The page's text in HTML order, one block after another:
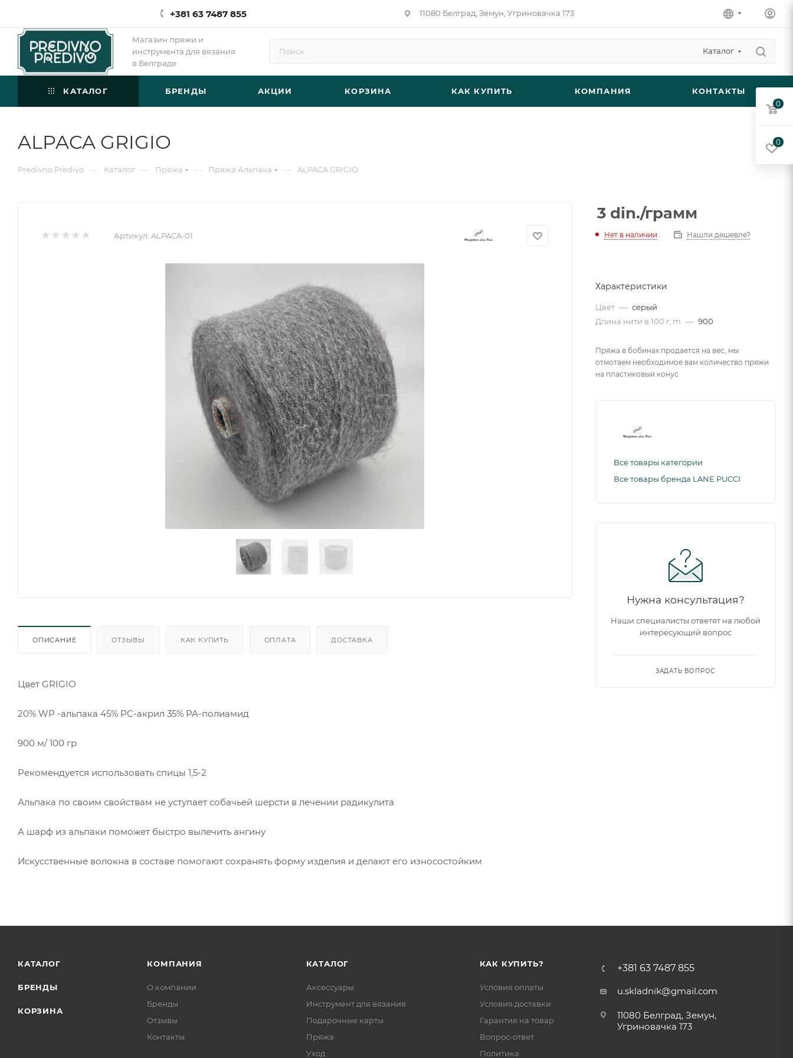
+381 63 7487 855 11080 Белград, Земун, Угриновачка 173
Магазин пряжи и
инструмента для вязания
в Белграде
Каталог
КАТАЛОГ БРЕНДЫ АКЦИИ КОРЗИНА КАК КУПИТЬ КОМПАНИЯ КОНТАКТЫ
ALPACA GRIGIO
Predivno Predivo — Каталог — Пряжа — Пряжа Альпака — ALPACA GRIGIO
Артикул: ALPACA-01
ОПИСАНИЕ ОТЗЫВЫ КАК КУПИТЬ ОПЛАТА ДОСТАВКА
Цвет GRIGIO
20% WP -альпака 45% PC-акрил 35% PA-полиамид
900 м/ 100 гр
Рекомендуется использовать спицы 1,5-2
Альпака по своим свойствам не уступает собачьей шерсти в лечении радикулита
А шарф из альпаки поможет быстро вылечить ангину
Искусственные волокна в составе помогают сохранять форму изделия и делают его износостойким
3 din./грамм
Нет в наличии Нашли дешевле?
Характеристики
Цвет — серый
Длина нити в 100 г, m — 900
Пряжа в бобинах продается на вес, мы
отмотаем необходимое вам количество пряжи
на пластиковый конус
Все товары категории
Все товары бренда LANE PUCCI
Нужна консультация?
Наши специалисты ответят на любой
интересующий вопрос
ЗАДАТЬ ВОПРОС
КАТАЛОГ
БРЕНДЫ
КОРЗИНА
КОМПАНИЯ
О компании
Бренды
Отзывы
Контакты
КАТАЛОГ
Аксессуары
Инструмент для вязания
Подарочные карты
Пряжа
Уход
КАК КУПИТЬ?
Условия оплаты
Условия доставки
Гарантия на товар
Вопрос-ответ
Политика
+381 63 7487 855
u.skladnik@gmail.com
11080 Белград, Земун,
Угриновачка 173
0
0